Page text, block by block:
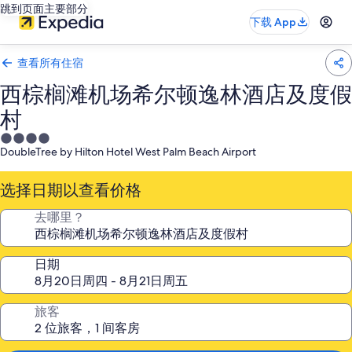
跳到页面主要部分
下载 App
查看所有住宿
西棕榈滩机场希尔顿逸林酒店及度假
村
4.0
星
住
宿
DoubleTree by Hilton Hotel West Palm Beach Airport
选择日期以查看价格
去哪里？
日期
旅客